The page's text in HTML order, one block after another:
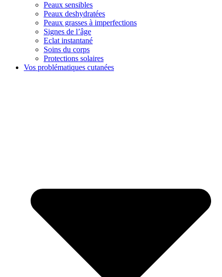
Peaux sensibles
Peaux deshydratées
Peaux grasses à imperfections
Signes de l’âge
Eclat instantané
Soins du corps
Protections solaires
Vos problématiques cutanées